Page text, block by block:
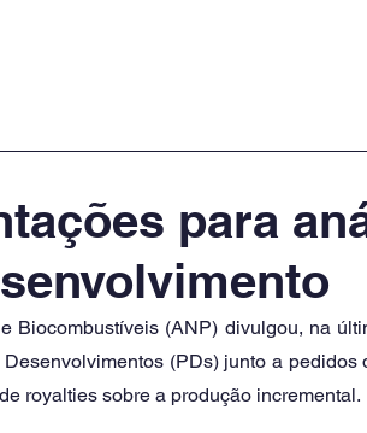
para
Biocombustíveis (ANP) divulgou, na
(PDs) junto a pedidos
royalties sobre a produção incremental.